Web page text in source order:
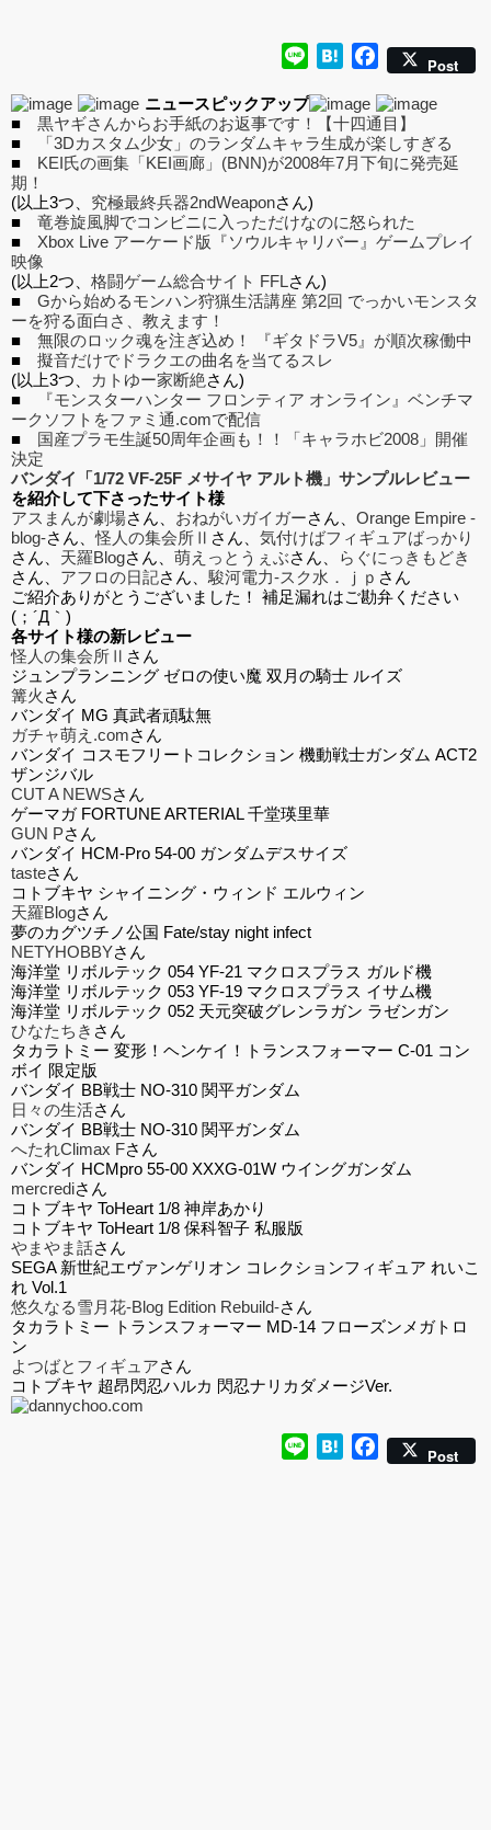
Line HatenaFacebook
Post
ニュースピックアップ
■ 黒ヤギさんからお手紙のお返事です！【十四通目】
■
「3Dカスタム少女」のランダムキャラ生成が楽しすぎる
■ KEI氏の画集「KEI画廊」(BNN)が2008年7月下旬に発売延
期！
(以上3つ、 究極最終兵器2ndWeaponさん)
■ 竜巻旋風脚でコンビニに入っただけなのに怒られた
■ Xbox Live アーケード版『ソウルキャリバー』ゲームプレイ
映像
(以上2つ、 格闘ゲーム総合サイト FFLさん)
■ Gから始めるモンハン狩猟生活講座 第2回 でっかいモンスタ
ーを狩る面白さ、教えます！
■ 無限のロック魂を注ぎ込め！ 『ギタドラV5』が順次稼働中
■ 擬音だけでドラクエの曲名を当てるスレ
(以上3つ、
カトゆー家断絶 さん)
■
『モンスターハンター フロンティア オンライン』ベンチマ
ークソフトをファミ通.comで配信
■ 国産プラモ生誕50周年企画も！！「キャラホビ2008」開催
決定
バンダイ「1/72 VF-25F メサイヤ アルト機」サンプルレビュー
を紹介して下さったサイト様
アスまんが劇場さん、 おねがいガイガーさん、 Orange Empire -
blog-さん、怪人の集会所Ⅱ さん、 気付けばフィギュアばっかり
さん、 天羅Blogさん、 萌えっとうぇぶさん、
らぐにっきもどき
さん、 アフロの日記さん、 駿河電力-スク水．ｊｐ さん
ご紹介ありがとうございました！ 補足漏れはご勘弁ください
(；´Д｀)
各サイト様の新レビュー
怪人の集会所Ⅱ さん
ジュンプランニング ゼロの使い魔 双月の騎士 ルイズ
篝火 さん
バンダイ MG 真武者頑駄無
ガチャ萌え.comさん
バンダイ コスモフリートコレクション 機動戦士ガンダム ACT2
ザンジバル
CUT A NEWSさん
ゲーマガ FORTUNE ARTERIAL 千堂瑛里華
GUN Pさん
バンダイ HCM-Pro 54-00 ガンダムデスサイズ
tasteさん
コトブキヤ シャイニング・ウィンド エルウィン
天羅Blogさん
夢のカグツチノ公国 Fate/stay night infect
NETYHOBBYさん
海洋堂 リボルテック 054 YF-21 マクロスプラス ガルド機
海洋堂 リボルテック 053 YF-19 マクロスプラス イサム機
海洋堂 リボルテック 052 天元突破グレンラガン ラゼンガン
ひなたちき さん
タカラトミー 変形！ヘンケイ！トランスフォーマー C-01 コン
ボイ 限定版
バンダイ BB戦士 NO-310 関平ガンダム
日々の生活さん
バンダイ BB戦士 NO-310 関平ガンダム
へたれClimax Fさん
バンダイ HCMpro 55-00 XXXG-01W ウイングガンダム
mercrediさん
コトブキヤ ToHeart 1/8 神岸あかり
コトブキヤ ToHeart 1/8 保科智子 私服版
やまやま話さん
SEGA 新世紀エヴァンゲリオン コレクションフィギュア れいこ
れ Vol.1
悠久なる雪月花-Blog Edition Rebuild-さん
タカラトミー トランスフォーマー MD-14 フローズンメガトロ
ン
よつばとフィギュアさん
コトブキヤ 超昂閃忍ハルカ 閃忍ナリカダメージVer.
Line HatenaFacebook
Post